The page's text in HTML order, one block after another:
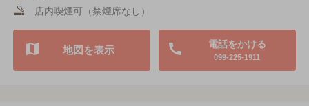
店内喫煙可（禁煙席なし）
電話をかける
099-225-1911
地図を表示